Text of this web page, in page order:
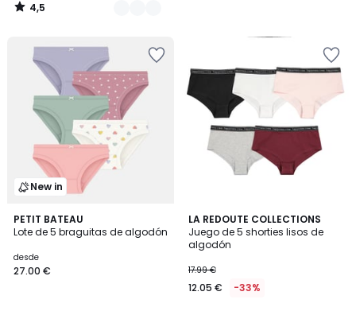
4,5
/
New in
PETIT BATEAU
Lote de 5 braguitas de algodón
desde
27.00 €
LA REDOUTE COLLECTIONS
Juego de 5 shorties lisos de
algodón
17.99 €
12.05 € -33%
4,6
/ 5